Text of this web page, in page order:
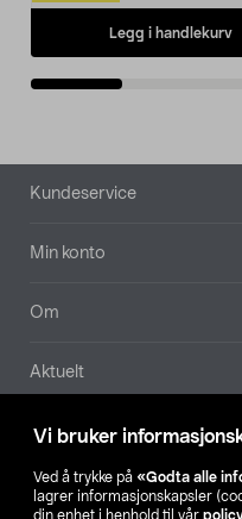
Vi bruker
Ved å trykke på «Godta alle
lagrer informasjonskapsler
din enhet i henhold til vår
Legg i handlekurv
Bunntekst
Kundeservice
Min konto
Om
Aktuelt
Våre selskaper